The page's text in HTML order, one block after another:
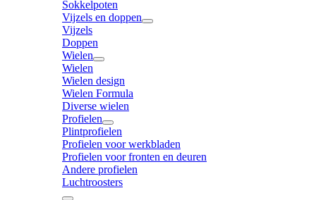
Sokkelpoten
Vijzels en doppen
Vijzels
Doppen
Wielen
Wielen
Wielen design
Wielen Formula
Diverse wielen
Profielen
Plintprofielen
Profielen voor werkbladen
Profielen voor fronten en deuren
Andere profielen
Luchtroosters